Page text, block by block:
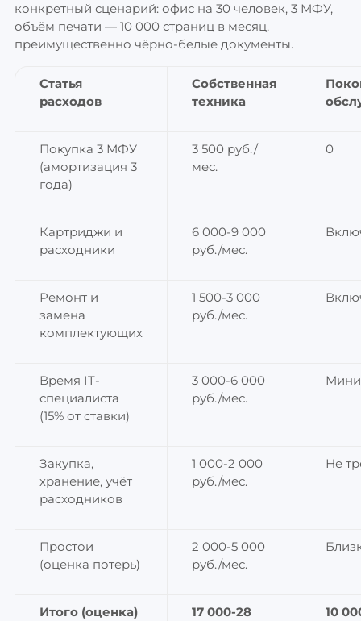
конкретный сценарий: офис на 30 человек, 3 МФУ,
объём печати — 10 000 страниц в месяц,
преимущественно чёрно-белые документы.
Статья
расходов
Собственная
техника
Покупка 3 МФУ
(амортизация 3
года)
3 500 руб./
мес.
0
Картриджи и
расходники
6 000-9 000
руб./мес.
Ремонт и
замена
комплектующих
1 500-3 000
руб./мес.
Время IT-
специалиста
(15% от ставки)
3 000-6 000
руб./мес.
Закупка,
хранение, учёт
расходников
1 000-2 000
руб./мес.
Не
Простои
(оценка потерь)
2 000-5 000
руб./мес.
Итого (оценка)
17 000-28
10